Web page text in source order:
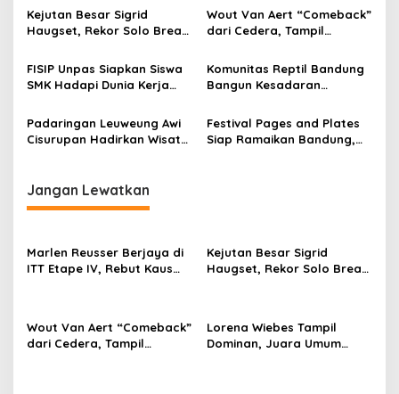
p
o
s
Wujud Nyata Kampus
Membantu Jawa Barat
Menyelamatkan Generasi
Kejutan Besar Sigrid
Haugset, Rekor Solo Break
Wout Van Aert “Comeback”
dari Cedera, Tampil
FISIP Unpas Siapkan Siswa
SMK Hadapi Dunia Kerja
Asertif Berbasis Role Play
Komunitas Reptil Bandung
Bangun Kesadaran
Satwa
Padaringan Leuweung Awi
Cisurupan Hadirkan Wisata
Festival Pages and Plates
Siap Ramaikan Bandung,
Jangan Lewatkan
Marlen Reusser Berjaya di
ITT Etape IV, Rebut Kaus
Kejutan Besar Sigrid
Haugset, Rekor Solo Break
Wout Van Aert “Comeback”
dari Cedera, Tampil
Lorena Wiebes Tampil
Dominan, Juara Umum